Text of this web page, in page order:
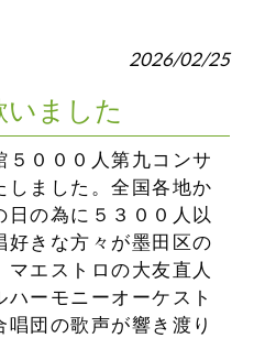
2026/02/25
ました
５０００人第九コンサ
しました。全国各地か
日の為に５３００人以
好きな方々が墨田区の
エストロの大友直人
ーモニーオーケスト
団の歌声が響き渡り